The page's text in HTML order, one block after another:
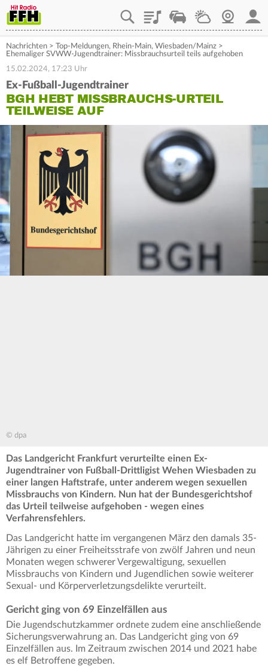
PlaylistStaupilotWetterWebcam
Nachrichten > Top-Meldungen, Rhein-Main, Wiesbaden/Mainz >
Ehemaliger SVWW-Jugendtrainer: Missbrauchsurteil teils aufgehoben
15.02.2024, 17:23 Uhr
Ex-Fußball-Jugendtrainer
BGH HEBT MISSBRAUCHS-URTEIL
TEILWEISE AUF
© dpa
Das Landgericht Frankfurt verurteilte einen Ex-
Jugendtrainer von Fußball-Drittligist Wehen Wiesbaden zu
einer langen Haftstrafe, unter anderem wegen sexuellen
Missbrauchs von Kindern. Nun hat der Bundesgerichtshof
das Urteil teilweise aufgehoben - wegen eines
Verfahrensfehlers.
Das Landgericht hatte im vergangenen März den damals 35-
Jährigen zu einer Freiheitsstrafe von zwölf Jahren und neun
Monaten wegen schwerer Vergewaltigung, sexuellen
Missbrauchs von Kindern und Jugendlichen sowie weiterer
Sexual- und Körperverletzungsdelikte verurteilt.
Gericht ging von 69 Einzelfällen aus
Die Jugendschutzkammer ordnete zudem eine anschließende
Sicherungsverwahrung an. Das Landgericht ging von 69
Einzelfällen aus. Im Zeitraum zwischen 2014 und 2021 habe
es elf Betroffene gegeben.